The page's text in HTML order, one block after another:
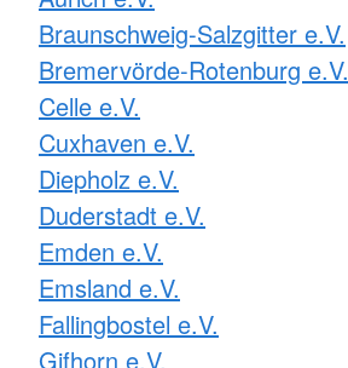
Braunschweig-Salzgitter e.V.
Bremervörde-Rotenburg e.V.
Celle e.V.
Cuxhaven e.V.
Diepholz e.V.
Duderstadt e.V.
Emden e.V.
Emsland e.V.
Fallingbostel e.V.
Gifhorn e.V.